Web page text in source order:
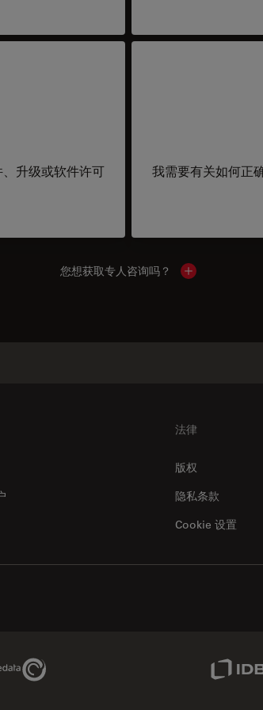
升级或软件许可
我需要有关如何正
您想获取专人咨询吗？ Show local
法律
版权
隐私条款
Cookie 设置
Genedata Link